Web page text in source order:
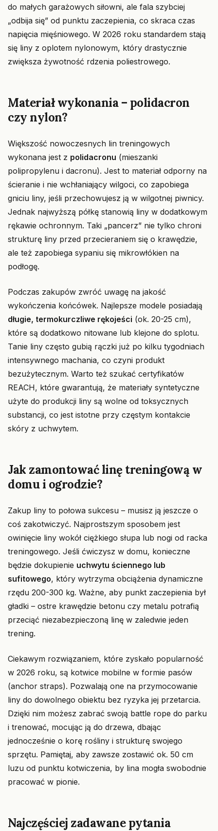
do małych garażowych siłowni, ale fala szybciej
„odbija się” od punktu zaczepienia, co skraca czas
napięcia mięśniowego. W 2026 roku standardem stają
się liny z oplotem nylonowym, który drastycznie
zwiększa żywotność rdzenia poliestrowego.
Materiał wykonania – polidacron
czy nylon?
Większość nowoczesnych lin treningowych
wykonana jest z polidacronu (mieszanki
polipropylenu i dacronu). Jest to materiał odporny na
ścieranie i nie wchłaniający wilgoci, co zapobiega
gniciu liny, jeśli przechowujesz ją w wilgotnej piwnicy.
Jednak najwyższą półkę stanowią liny w dodatkowym
rękawie ochronnym. Taki „pancerz” nie tylko chroni
strukturę liny przed przecieraniem się o krawędzie,
ale też zapobiega sypaniu się mikrowłókien na
podłogę.
Podczas zakupów zwróć uwagę na jakość
wykończenia końcówek. Najlepsze modele posiadają
długie, termokurczliwe rękojeści (ok. 20-25 cm),
które są dodatkowo nitowane lub klejone do splotu.
Tanie liny często gubią rączki już po kilku tygodniach
intensywnego machania, co czyni produkt
bezużytecznym. Warto też szukać certyfikatów
REACH, które gwarantują, że materiały syntetyczne
użyte do produkcji liny są wolne od toksycznych
substancji, co jest istotne przy częstym kontakcie
skóry z uchwytem.
Jak zamontować linę treningową w
domu i ogrodzie?
Zakup liny to połowa sukcesu – musisz ją jeszcze o
coś zakotwiczyć. Najprostszym sposobem jest
owinięcie liny wokół ciężkiego słupa lub nogi od racka
treningowego. Jeśli ćwiczysz w domu, konieczne
będzie dokupienie uchwytu ściennego lub
sufitowego, który wytrzyma obciążenia dynamiczne
rzędu 200-300 kg. Ważne, aby punkt zaczepienia był
gładki – ostre krawędzie betonu czy metalu potrafią
przeciąć niezabezpieczoną linę w zaledwie jeden
trening.
Ciekawym rozwiązaniem, które zyskało popularność
w 2026 roku, są kotwice mobilne w formie pasów
(anchor straps). Pozwalają one na przymocowanie
liny do dowolnego obiektu bez ryzyka jej przetarcia.
Dzięki nim możesz zabrać swoją battle rope do parku
i trenować, mocując ją do drzewa, dbając
jednocześnie o korę rośliny i strukturę swojego
sprzętu. Pamiętaj, aby zawsze zostawić ok. 50 cm
luzu od punktu kotwiczenia, by lina mogła swobodnie
pracować w pionie.
Najczęściej zadawane pytania